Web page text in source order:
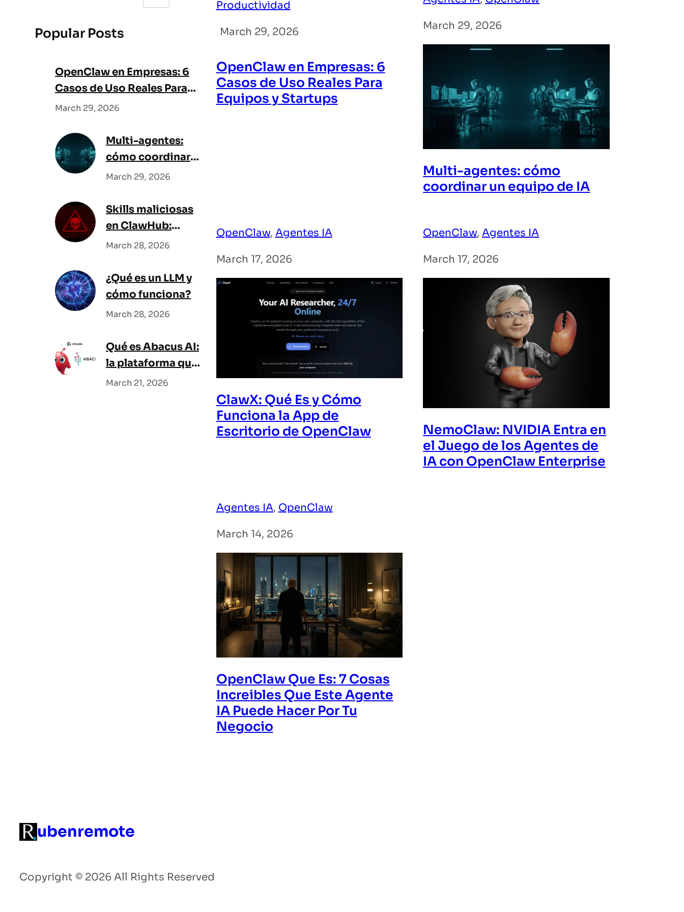
r
Popular Posts
OpenClaw en Empresas: 6
Casos de Uso Reales Para
Equipos y Startups
March 29, 2026
Multi-agentes:
cómo coordinar
un equipo de IA
March 29, 2026
Skills maliciosas
en ClawHub:
cómo detectarlas
March 28, 2026
¿Qué es un LLM y
cómo funciona?
March 28, 2026
Qué es Abacus AI:
la plataforma que
junta todos los
March 21, 2026
Productividad
March 29, 2026
OpenClaw en Empresas: 6
Casos de Uso Reales Para
Equipos y Startups
March 29, 2026
Multi-agentes: cómo
coordinar un equipo de IA
OpenClaw, Agentes IA|
March 17, 2026
ClawX: Qué Es y Cómo
Funciona la App de
Escritorio de OpenClaw
OpenClaw, Agentes IA
March 17, 2026
NemoClaw: NVIDIA Entra en
el Juego de los Agentes de
IA con OpenClaw Enterprise
Agentes IA, OpenClaw
March 14, 2026
OpenClaw Que Es: 7 Cosas
Increibles Que Este Agente
IA Puede Hacer Por Tu
Negocio
ubenremote
Copyright © 2026 All Rights Reserved